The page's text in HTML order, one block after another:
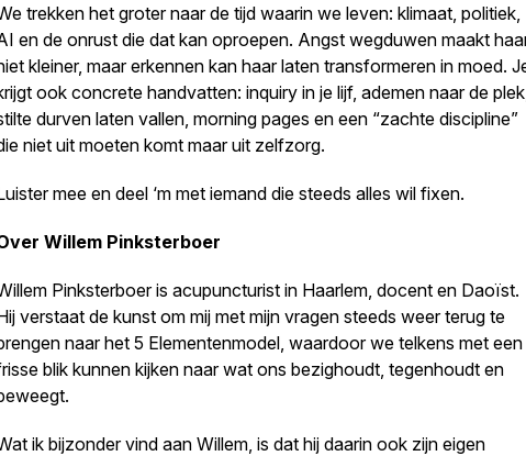
trekken het groter naar de tijd waarin we leven: klimaat, politiek,
en de onrust die dat kan oproepen. Angst wegduwen maakt
kleiner, maar erkennen kan haar laten transformeren in moed.
ook concrete handvatten: inquiry in je lijf, ademen naar de
durven laten vallen, morning pages en een “zachte discipline”
niet uit moeten komt maar uit zelfzorg.
mee en deel ‘m met iemand die steeds alles wil fixen.
Willem Pinksterboer
Pinksterboer is acupuncturist in Haarlem, docent en Daoïst.
verstaat de kunst om mij met mijn vragen steeds weer terug te
naar het 5 Elementenmodel, waardoor we telkens met een
blik kunnen kijken naar wat ons bezighoudt, tegenhoudt en
ik bijzonder vind aan Willem, is dat hij daarin ook zijn eigen